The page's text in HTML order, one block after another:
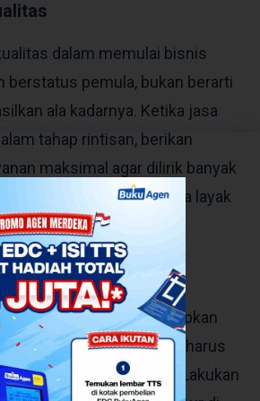
dalam memulai bisnis
berstatus pemula, bukan berarti
ala kadarnya. Ketika jasa
tahap rintisan, berikan
maksimal agar dilirik banyak
jasa usaha Anda layak
dengan mempersiapkan
strategi pemasaran harus
customer meningkat. Lakukan